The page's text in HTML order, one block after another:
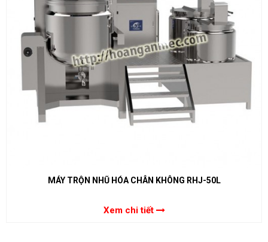
MÁY TRỘN NHŨ HÓA CHÂN KHÔNG RHJ-50L
Xem chi tiết